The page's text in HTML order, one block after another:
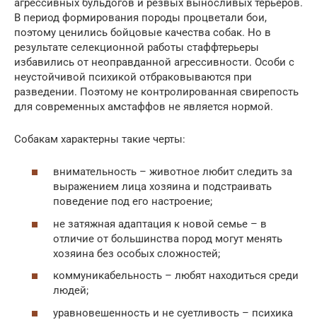
агрессивных бульдогов и резвых выносливых терьеров.
В период формирования породы процветали бои,
поэтому ценились бойцовые качества собак. Но в
результате селекционной работы стаффтерьеры
избавились от неоправданной агрессивности. Особи с
неустойчивой психикой отбраковываются при
разведении. Поэтому не контролированная свирепость
для современных амстаффов не является нормой.
Собакам характерны такие черты:
внимательность – животное любит следить за
выражением лица хозяина и подстраивать
поведение под его настроение;
не затяжная адаптация к новой семье – в
отличие от большинства пород могут менять
хозяина без особых сложностей;
коммуникабельность – любят находиться среди
людей;
уравновешенность и не суетливость – психика